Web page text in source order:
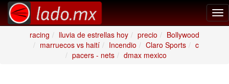
racing
lluvia de estrellas hoy precio
Bollywood
marruecos vs haití
Incendio Claro Sports
c
pacers - nets
dmax mexico